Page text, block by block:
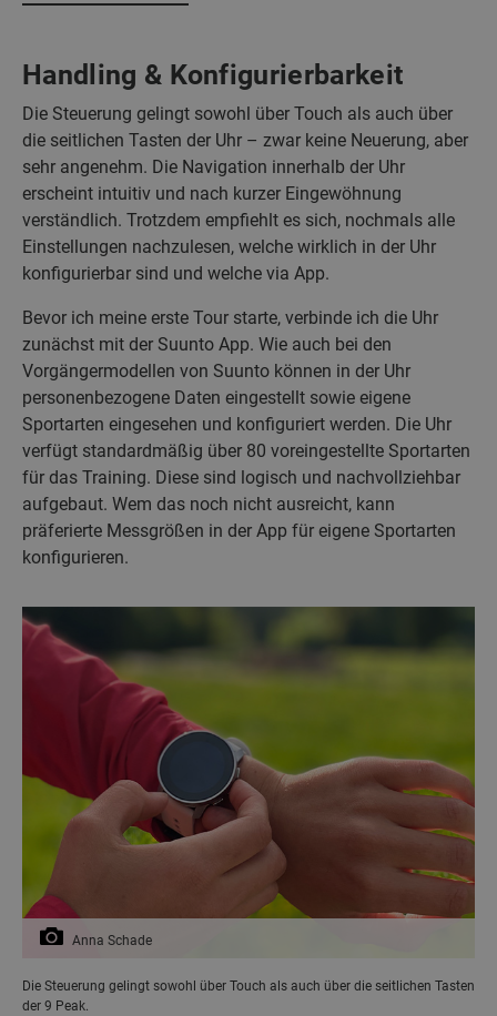
Handling & Konfigurierbarkeit
Anna Schade
Die Steuerung gelingt sowohl über Touch als auch über die seitlichen Tasten
der 9 Peak.
Die Steuerung gelingt sowohl über Touch als auch über
die seitlichen Tasten der Uhr – zwar keine Neuerung, aber
sehr angenehm. Die Navigation innerhalb der Uhr
erscheint intuitiv und nach kurzer Eingewöhnung
verständlich. Trotzdem empfiehlt es sich, nochmals alle
Einstellungen nachzulesen, welche wirklich in der Uhr
konfigurierbar sind und welche via App.
Bevor ich meine erste Tour starte, verbinde ich die Uhr
zunächst mit der Suunto App. Wie auch bei den
Vorgängermodellen von Suunto können in der Uhr
personenbezogene Daten eingestellt sowie eigene
Sportarten eingesehen und konfiguriert werden. Die Uhr
verfügt standardmäßig über 80 voreingestellte Sportarten
für das Training. Diese sind logisch und nachvollziehbar
aufgebaut. Wem das noch nicht ausreicht, kann
präferierte Messgrößen in der App für eigene Sportarten
konfigurieren.